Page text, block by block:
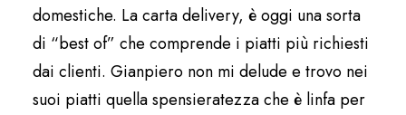
domestiche. La carta delivery, è oggi una sorta
di “best of” che comprende i piatti più richiesti
dai clienti. Gianpiero non mi delude e trovo nei
suoi piatti quella spensieratezza che è linfa per